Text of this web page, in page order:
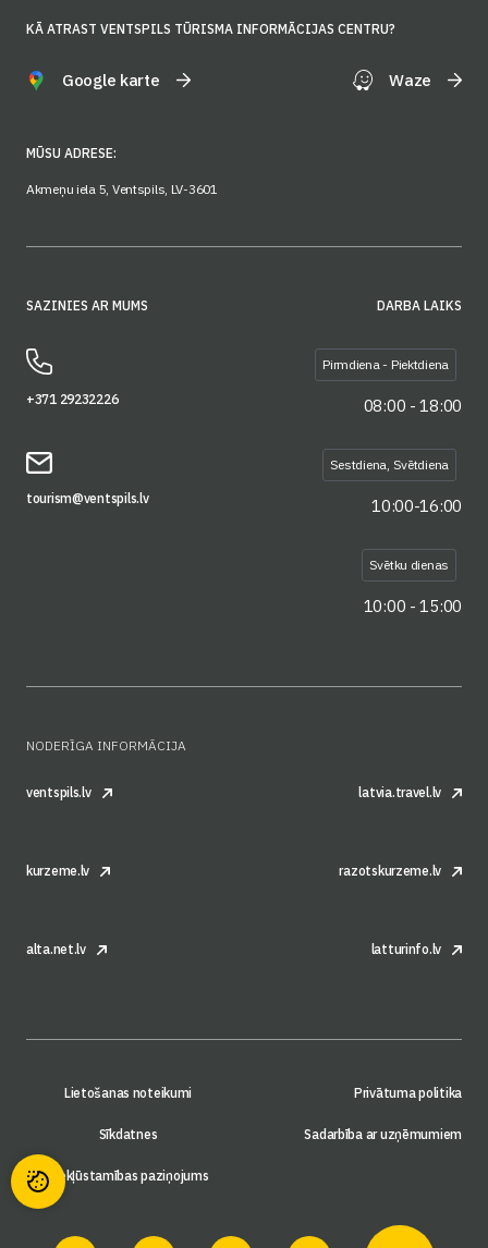
KĀ ATRAST VENTSPILS TŪRISMA INFORMĀCIJAS CENTRU?
Google karte Waze
MŪSU ADRESE:
Akmeņu iela 5, Ventspils, LV-3601
SAZINIES AR MUMS
+371 29232226
tourism@ventspils.lv
DARBA LAIKS
Pirmdiena - Piektdiena
08:00 - 18:00
Sestdiena, Svētdiena
10:00-16:00
Svētku dienas
10:00 - 15:00
NODERĪGA INFORMĀCIJA
ventspils.lv latvia.travel.lv
kurzeme.lv razotskurzeme.lv
alta.net.lv latturinfo.lv
Lietošanas noteikumi Privātuma politika
Sīkdatnes Sadarbība ar uzņēmumiem
Piekļūstamības paziņojums